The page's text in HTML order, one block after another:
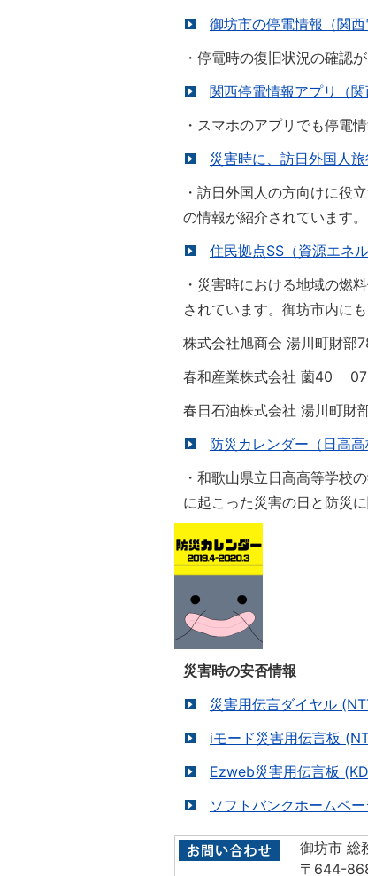
御坊市の停電情報（関西
・停電時の復旧状況の確認が
関西停電情報アプリ（関
・スマホのアプリでも停電
災害時に、訪日外国人
・訪日外国人の方向けに役
の情報が紹介されています。
住民拠点SS（資源エネ
・災害時における地域の燃
されています。御坊市内に
株式会社旭商会 湯川町財
春和産業株式会社 薗40
春日石油株式会社 湯川町財
防災カレンダー（日高高
・和歌山県立日高高等学校
に起こった災害の日と防災
災害時の安否情報
災害用伝言ダイヤル
iモード災害用伝言板
Ezweb災害用伝言板
ソフトバンクホームペ
御坊市 総
〒644-